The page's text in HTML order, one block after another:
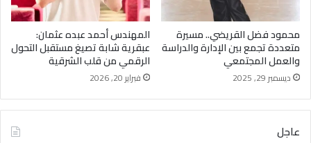
محمود فضل القريضي.. مسيرة
متعددة تجمع بين الإدارة والدراسة
والعمل المجتمعي
ديسمبر 29, 2025
المهندس أحمد عبده عثمان:
عبقرية شابة تصيغ مستقبل التحول
الرقمي من قلب الشرقية
فبراير 20, 2026
عاجل